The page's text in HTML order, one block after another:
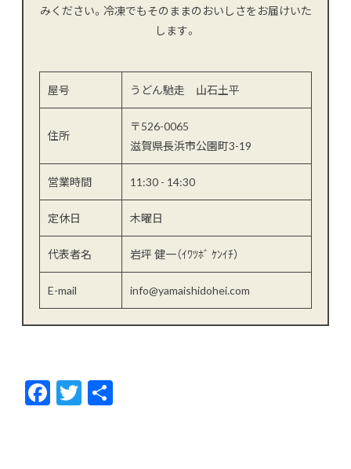
みください。冷凍でもそのままのおいしさをお届けいた
します。
屋号 うどん馳走 山石土平
住所
〒526-0065
滋賀県長浜市公園町3-19
営業時間 11:30 - 14:30
定休日 木曜日
代表者名 岩坪 健一（ｲﾜﾂﾎﾞ ｹﾝｲﾁ）
E-mail info@yamaishidohei.com
F
ac
T
w